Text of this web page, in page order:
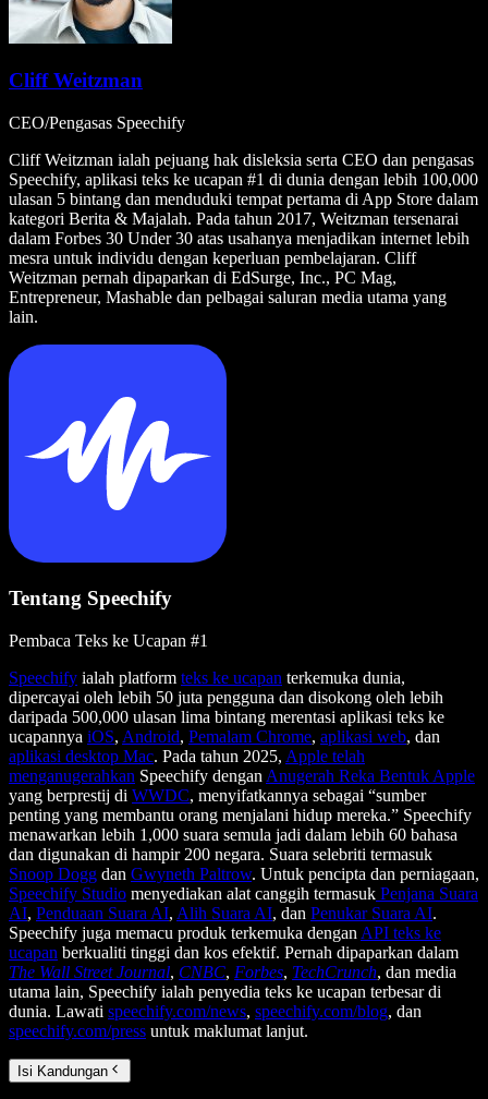
Cliff Weitzman
CEO/Pengasas Speechify
Cliff Weitzman ialah pejuang hak disleksia serta CEO dan pengasas
Speechify, aplikasi teks ke ucapan #1 di dunia dengan lebih 100,000
ulasan 5 bintang dan menduduki tempat pertama di App Store dalam
kategori Berita & Majalah. Pada tahun 2017, Weitzman tersenarai
dalam Forbes 30 Under 30 atas usahanya menjadikan internet lebih
mesra untuk individu dengan keperluan pembelajaran. Cliff
Weitzman pernah dipaparkan di EdSurge, Inc., PC Mag,
Entrepreneur, Mashable dan pelbagai saluran media utama yang
lain.
Tentang Speechify
Pembaca Teks ke Ucapan #1
Speechify ialah platform teks ke ucapan terkemuka dunia,
dipercayai oleh lebih 50 juta pengguna dan disokong oleh lebih
daripada 500,000 ulasan lima bintang merentasi aplikasi teks ke
ucapannya iOS, Android, Pemalam Chrome, aplikasi web, dan
aplikasi desktop Mac. Pada tahun 2025, Apple telah
menganugerahkan Speechify dengan Anugerah Reka Bentuk Apple
yang berprestij di WWDC, menyifatkannya sebagai “sumber
penting yang membantu orang menjalani hidup mereka.” Speechify
menawarkan lebih 1,000 suara semula jadi dalam lebih 60 bahasa
dan digunakan di hampir 200 negara. Suara selebriti termasuk
Snoop Dogg dan Gwyneth Paltrow. Untuk pencipta dan perniagaan,
Speechify Studio menyediakan alat canggih termasuk Penjana Suara
AI, Penduaan Suara AI, Alih Suara AI, dan Penukar Suara AI.
Speechify juga memacu produk terkemuka dengan API teks ke
ucapan berkualiti tinggi dan kos efektif. Pernah dipaparkan dalam
The Wall Street Journal, CNBC, Forbes, TechCrunch, dan media
utama lain, Speechify ialah penyedia teks ke ucapan terbesar di
dunia. Lawati speechify.com/news, speechify.com/blog, dan
speechify.com/press untuk maklumat lanjut.
Isi Kandungan